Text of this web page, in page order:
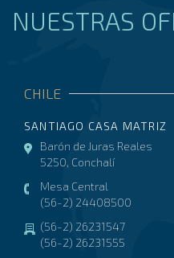
NUESTRAS
CHILE
SANTIAGO CASA MATRIZ
Barón de Juras Reales
5250, Conchalí
Mesa Central
(56-2) 24408500
(56-2) 26231547
(56-2) 26231555